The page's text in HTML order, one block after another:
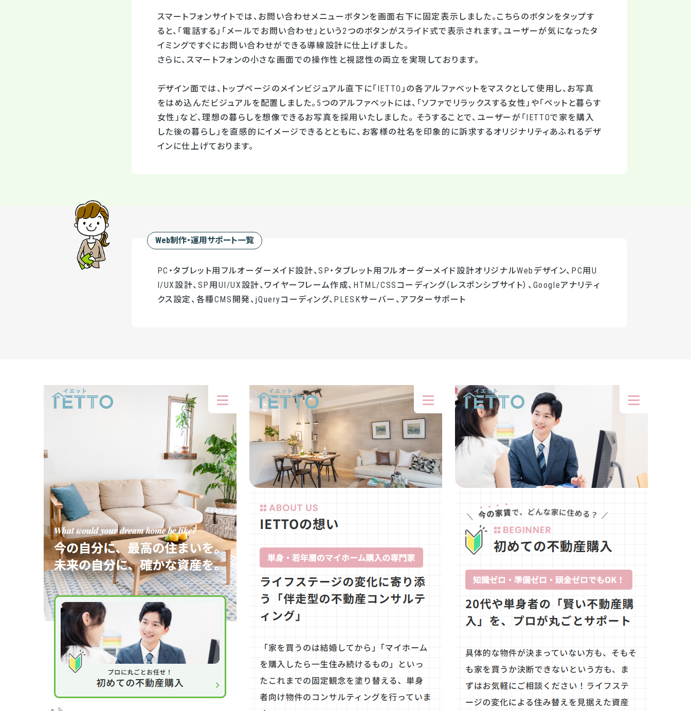
スマートフォンサイトでは、お問い合わせメニューボタンを画面右下に固定表示しました。こちらのボタンをタップす
ると、「電話する」「メールでお問い合わせ」という2 つのボタンがスライド式で表示されます。ユーザーが気になったタ
イミングですぐにお問い合わせができる導線設計に仕上げました。
さらに、スマートフォンの小さな画面での操作性と視認性の両立を実現しております。
デザイン面では、トップページのメインビジュアル直下に「IETTO」の各アルファベットをマスクとして使用し、お写真
をはめ込んだビジュアルを配置しました。5つのアルファベットには、「ソファでリラックスする女性」や「ペットと暮らす
女性」など、理想の暮らしを想像できるお写真を採用いたしました。 そうすることで、ユーザーが「IETTOで家を購入
した後の暮らし」を直感的にイメージできるとともに、お客様の社名を印象的に訴求するオリジナリティあふれるデザ
インに仕上げております。
Web制作・運用サポート一覧
PC・タブレット用フルオーダーメイド設計、SP・タブレット用フルオーダーメイド設計オリジナルWebデザイン、PC用U
I/UX設計、SP用UI/UX設計、ワイヤーフレーム作成、HTML/CSSコーディング（レスポンシブサイト）、Googleアナリティ
クス設定、各種CMS開発、jQueryコーディング、PLESKサーバー、アフターサポート